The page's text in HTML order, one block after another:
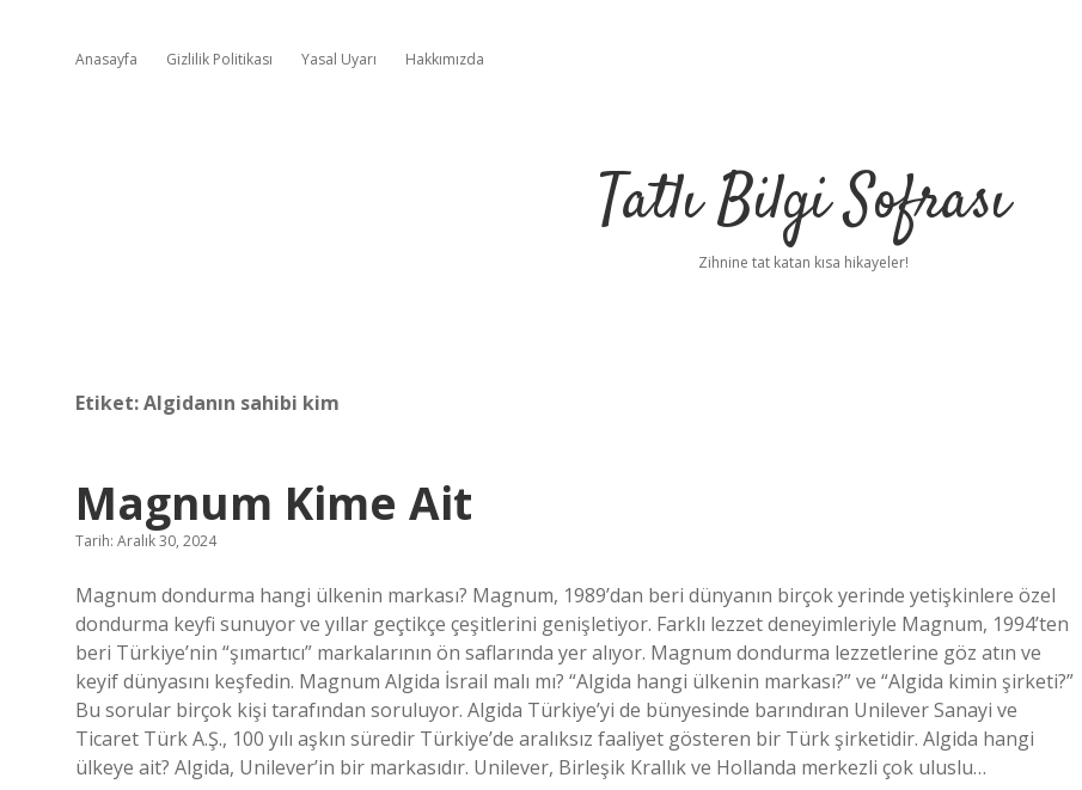
Anasayfa Gizlilik Politikası Yasal Uyarı Hakkımızda
Tatlı Bilgi Sofrası
Zihnine tat katan kısa hikayeler!
Etiket:Algidanın sahibi kim
Magnum Kime Ait
Tarih: Aralık 30, 2024
Magnum dondurma hangi ülkenin markası? Magnum, 1989’dan beri dünyanın birçok yerinde yetişkinlere özel
dondurma keyfi sunuyor ve yıllar geçtikçe çeşitlerini genişletiyor. Farklı lezzet deneyimleriyle Magnum, 1994’ten
beri Türkiye’nin “şımartıcı” markalarının ön saflarında yer alıyor. Magnum dondurma lezzetlerine göz atın ve
keyif dünyasını keşfedin. Magnum Algida İsrail malı mı? “Algida hangi ülkenin markası?” ve “Algida kimin şirketi?”
Bu sorular birçok kişi tarafından soruluyor. Algida Türkiye’yi de bünyesinde barındıran Unilever Sanayi ve
Ticaret Türk A.Ş., 100 yılı aşkın süredir Türkiye’de aralıksız faaliyet gösteren bir Türk şirketidir. Algida hangi
ülkeye ait? Algida, Unilever’in bir markasıdır. Unilever, Birleşik Krallık ve Hollanda merkezli çok uluslu…